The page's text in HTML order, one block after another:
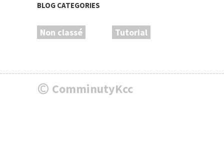
BLOG CATEGORIES
Non classé Tutorial
ComminutyKcc